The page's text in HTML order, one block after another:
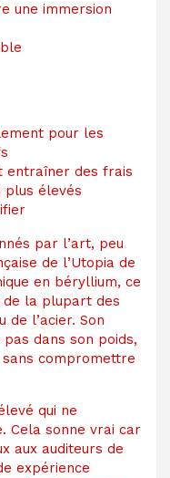
une immersion
pour les
entraîner des frais
plus élevés
par l’art, peu
de l’Utopia de
en béryllium, ce
de la plupart des
de l’acier. Son
dans son poids,
compromettre
qui ne
Cela sonne vrai car
aux auditeurs de
expérience